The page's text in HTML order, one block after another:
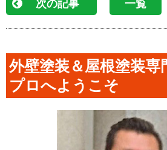
次の記事 一覧
外壁塗装＆屋根塗装専
プロへようこそ